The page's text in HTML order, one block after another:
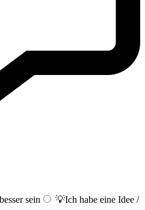
sein
💡Ich habe eine Idee /